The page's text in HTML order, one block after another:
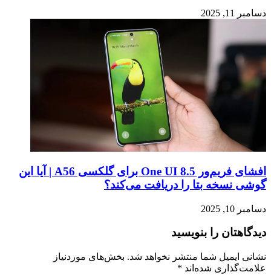
دسامبر 11, 2025
افشای فریم‌ور One UI 8.5 برای گلکسی A56 | آیا این
گوشی نسخه بتا را دریافت می‌کند؟
دسامبر 10, 2025
دیدگاهتان را بنویسید
نشانی ایمیل شما منتشر نخواهد شد. بخش‌های موردنیاز
علامت‌گذاری شده‌اند *